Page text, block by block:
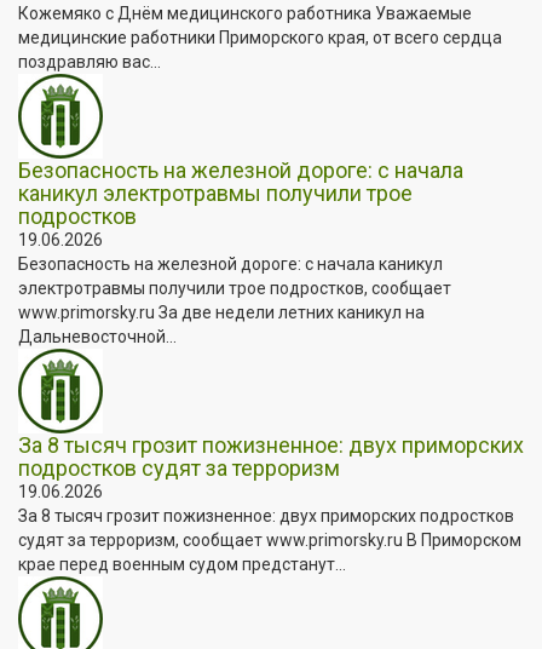
Кожемяко с Днём медицинского работника Уважаемые
медицинские работники Приморского края, от всего сердца
поздравляю вас...
Безопасность на железной дороге: с начала
каникул электротравмы получили трое
подростков
19.06.2026
Безопасность на железной дороге: с начала каникул
электротравмы получили трое подростков, сообщает
www.primorsky.ru За две недели летних каникул на
Дальневосточной...
За 8 тысяч грозит пожизненное: двух приморских
подростков судят за терроризм
19.06.2026
За 8 тысяч грозит пожизненное: двух приморских подростков
судят за терроризм, сообщает www.primorsky.ru В Приморском
крае перед военным судом предстанут...